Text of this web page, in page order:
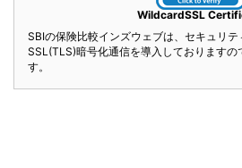
WildcardSSL
SBIの保険比較インズウェブは、セキュリ
SSL(TLS)暗号化通信を導入しておりますの
す。